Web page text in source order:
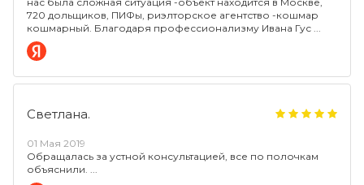
720 дольщиков, ПИФы, риэлторское агентство -кошмар
кошмарный. Благодаря профессионализму Ивана Гус
Светлана.
01 Мая 2019
Обращалась за устной консультацией, все по полочкам
объяснили.